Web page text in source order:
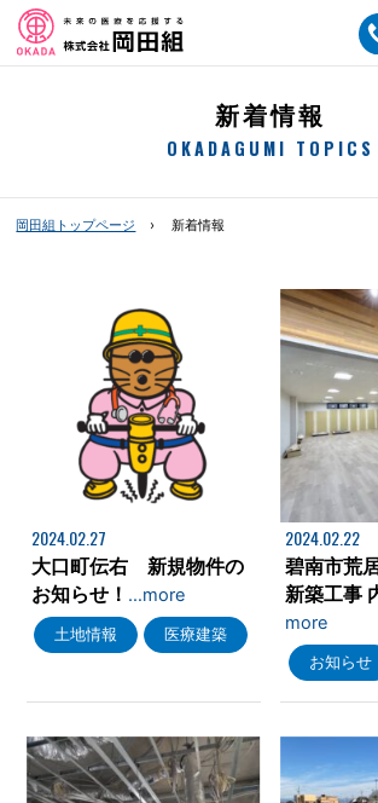
新着情報
OKADAGUMI TOPICS
岡田組トップページ 新着情報
2024.02.27
大口町伝右 新規物件の
お知らせ！ …more
土地情報 医療建築
2024.02.22
碧南市荒
新築工事
more
お知らせ